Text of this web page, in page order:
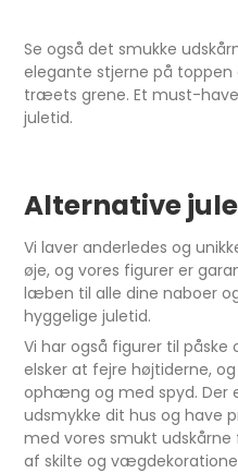
Se også det smukke
elegante stjerne på toppen
træets grene. Et must-
juletid.
Alternative
Vi laver anderledes og
øje, og vores figurer er
læben til alle dine naboer
hyggelige juletid.
Vi har også figurer til påske
elsker at fejre højtiderne,
ophæng og med spyd. Der
udsmykke dit hus og have
med vores smukt udskårne
af skilte og